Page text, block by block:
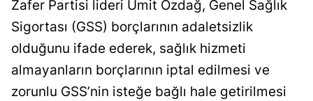
Zafer Partisi lideri Ümit Özdağ, Genel Sağlık
Sigortası (GSS) borçlarının adaletsizlik
olduğunu ifade ederek, sağlık hizmeti
almayanların borçlarının iptal edilmesi ve
zorunlu GSS’nin isteğe bağlı hale getirilmesi